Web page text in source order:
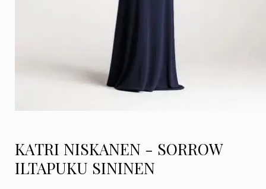
KATRI NISKANEN - SORROW
ILTAPUKU SININEN